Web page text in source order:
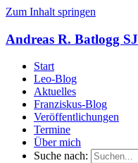
Zum Inhalt springen
Andreas R. Batlogg SJ
Start
Leo-Blog
Aktuelles
Franziskus-Blog
Veröffentlichungen
Termine
Über mich
Suche nach: